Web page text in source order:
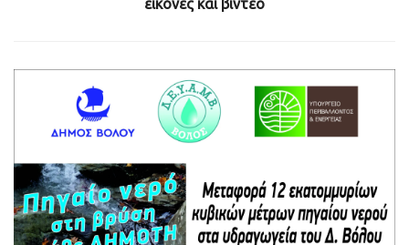
εικόνες και βίντεο